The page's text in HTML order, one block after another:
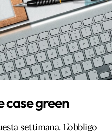
case green
settimana. L’obbligo